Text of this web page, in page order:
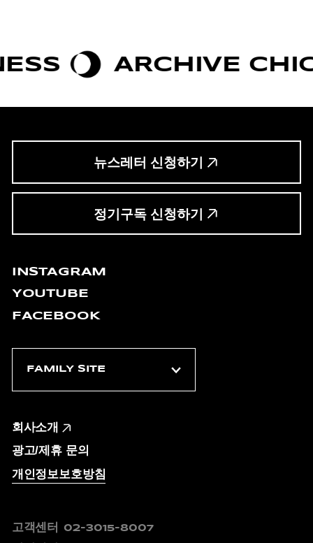
ARCHIVE CHIC
뉴스레터 신청하기
정기구독 신청하기
INSTAGRAM
YOUTUBE
FACEBOOK
회사소개
광고/제휴 문의
개인정보보호방침
고객센터 02-3015-8007